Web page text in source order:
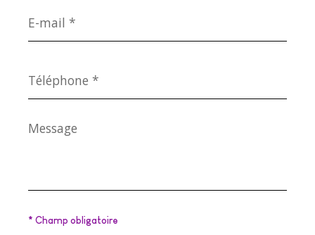
mail
*
*
Message
*
* Champ obligatoire